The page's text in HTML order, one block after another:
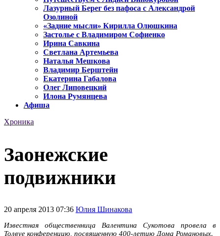
Лазурный Берег без пафоса с Александрой
Озолиной
«Задние мысли» Кирилла Олюшкина
Застолье с Владимиром Софиенко
Ирина Савкина
Светлана Артемьева
Наталья Мешкова
Владимир Берштейн
Екатерина Габалова
Олег Липовецкий
Илона Румянцева
Афиша
Хроника
Заонежские
подвижники
20 апреля 2013 07:36 Юлия Шинакова
Известная общественница Валентина Сукотова провела в
Толвуе конференцию, посвященную 400-летию Дома Романовых.